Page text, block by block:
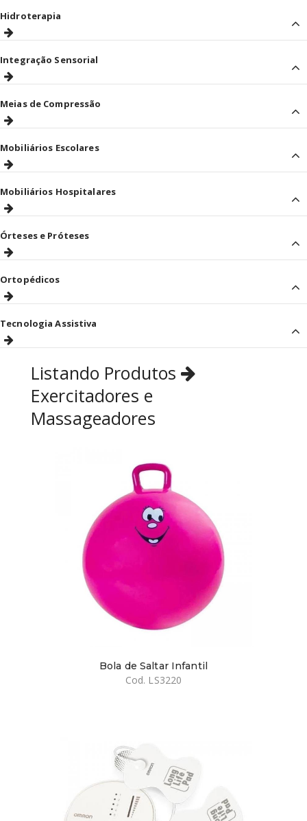
Hidroterapia
Integração Sensorial
Meias de Compressão
Mobiliários Escolares
Mobiliários Hospitalares
Órteses e Próteses
Ortopédicos
Tecnologia Assistiva
Listando Produtos
Exercitadores e
Massageadores
Bola de Saltar Infantil
Cod. LS3220